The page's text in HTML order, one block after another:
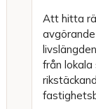
Att hitta
från